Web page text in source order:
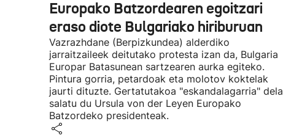
Europako Batzordearen egoitzari
eraso diote Bulgariako hiriburuan
Vazrazhdane (Berpizkundea) alderdiko
jarraitzaileek deitutako protesta izan da, Bulgaria
Europar Batasunean sartzearen aurka egiteko.
Pintura gorria, petardoak eta molotov koktelak
jaurti dituzte. Gertatutakoa "eskandalagarria" dela
salatu du Ursula von der Leyen Europako
Batzordeko presidenteak.